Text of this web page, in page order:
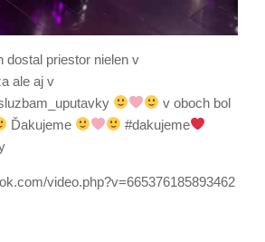
dostal priestor nielen v
ale aj v
v oboch bol
Ďakujeme
#dakujeme
video.php?v=665376185893462